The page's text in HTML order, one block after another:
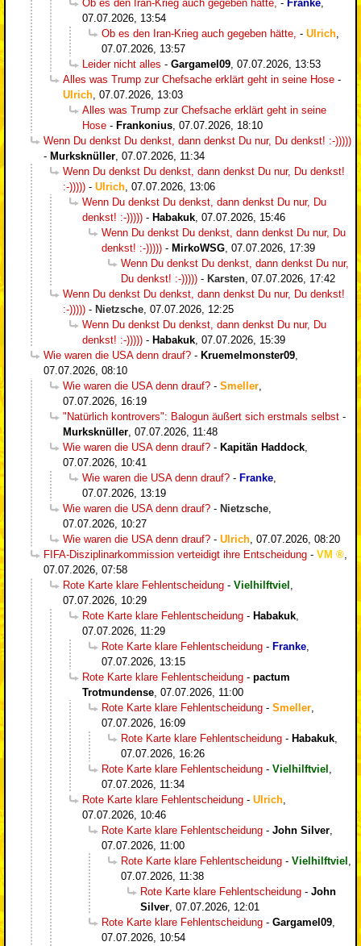
Ob es den Iran-Krieg auch gegeben hätte, - Franke,
07.07.2026, 13:54
Ob es den Iran-Krieg auch gegeben hätte, - Ulrich,
07.07.2026, 13:57
Leider nicht alles - Gargamel09, 07.07.2026, 13:53
Alles was Trump zur Chefsache erklärt geht in seine Hose -
Ulrich, 07.07.2026, 13:03
Alles was Trump zur Chefsache erklärt geht in seine
Hose - Frankonius, 07.07.2026, 18:10
Wenn Du denkst Du denkst, dann denkst Du nur, Du denkst! :-)))))
- Murksknüller, 07.07.2026, 11:34
Wenn Du denkst Du denkst, dann denkst Du nur, Du denkst!
:-))))) - Ulrich, 07.07.2026, 13:06
Wenn Du denkst Du denkst, dann denkst Du nur, Du
denkst! :-))))) - Habakuk, 07.07.2026, 15:46
Wenn Du denkst Du denkst, dann denkst Du nur, Du
denkst! :-))))) - MirkoWSG, 07.07.2026, 17:39
Wenn Du denkst Du denkst, dann denkst Du nur,
Du denkst! :-))))) - Karsten, 07.07.2026, 17:42
Wenn Du denkst Du denkst, dann denkst Du nur, Du denkst!
:-))))) - Nietzsche, 07.07.2026, 12:25
Wenn Du denkst Du denkst, dann denkst Du nur, Du
denkst! :-))))) - Habakuk, 07.07.2026, 15:39
Wie waren die USA denn drauf? - Kruemelmonster09,
07.07.2026, 08:10
Wie waren die USA denn drauf? - Smeller,
07.07.2026, 16:19
"Natürlich kontrovers": Balogun äußert sich erstmals selbst -
Murksknüller, 07.07.2026, 11:48
Wie waren die USA denn drauf? - Kapitän Haddock,
07.07.2026, 10:41
Wie waren die USA denn drauf? - Franke,
07.07.2026, 13:19
Wie waren die USA denn drauf? - Nietzsche,
07.07.2026, 10:27
Wie waren die USA denn drauf? - Ulrich, 07.07.2026, 08:20
FIFA-Disziplinarkommission verteidigt ihre Entscheidung - VM
,
07.07.2026, 07:58
Rote Karte klare Fehlentscheidung - Vielhilftviel ,
07.07.2026, 10:29
Rote Karte klare Fehlentscheidung - Habakuk,
07.07.2026, 11:29
Rote Karte klare Fehlentscheidung - Franke,
07.07.2026, 13:15
Rote Karte klare Fehlentscheidung - pactum
Trotmundense, 07.07.2026, 11:00
Rote Karte klare Fehlentscheidung - Smeller,
07.07.2026, 16:09
Rote Karte klare Fehlentscheidung - Habakuk,
07.07.2026, 16:26
Rote Karte klare Fehlentscheidung - Vielhilftviel ,
07.07.2026, 11:34
Rote Karte klare Fehlentscheidung - Ulrich,
07.07.2026, 10:46
Rote Karte klare Fehlentscheidung - John Silver,
07.07.2026, 11:00
Rote Karte klare Fehlentscheidung - Vielhilftviel ,
07.07.2026, 11:38
Rote Karte klare Fehlentscheidung - John
Silver, 07.07.2026, 12:01
Rote Karte klare Fehlentscheidung - Gargamel09,
07.07.2026, 10:54